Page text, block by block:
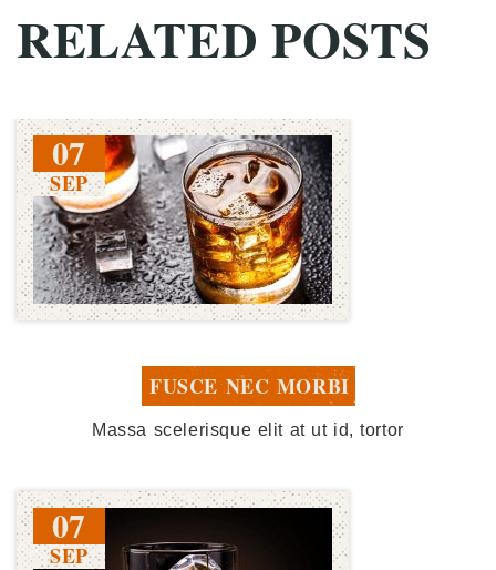
RELATED POSTS
07
SEP
FUSCE NEC MORBI
Massa scelerisque elit at ut id, tortor
07
SEP